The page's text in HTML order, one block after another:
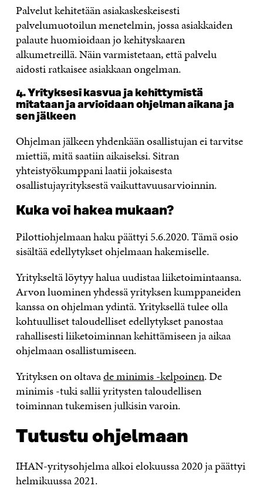
Palvelut kehitetään asiakaskeskeisesti
palvelumuotoilun menetelmin, jossa asiakkaiden
palaute huomioidaan jo kehityskaaren
alkumetreillä. Näinvarmistetaan,että palvelu
aidosti ratkaisee asiakkaan ongelman.
4. Yrityksesi kasvua ja kehittymistä
mitataan ja arvioidaanohjelman aikana ja
sen jälkeen
Ohjelman jälkeen yhdenkään osallistujan ei tarvitse
miettiä, mitä saatiin aikaiseksi. Sitran
yhteistyökumppani laatii jokaisesta
osallistujayrityksestä vaikuttavuusarvioinnin.
Kuka voi hakea mukaan?
Pilottiohjelmaan haku päättyi 5.6.2020. Tämä osio
sisältää edellytykset ohjelmaan hakemiselle.
Yritykseltä löytyy halua uudistaa liiketoimintaansa.
Arvon luominen yhdessä yrityksen kumppaneiden
kanssa on ohjelman ydintä. Yrityksellä tulee olla
kohtuulliset taloudelliset edellytykset panostaa
rahallisesti liiketoiminnan kehittämiseen ja aikaa
ohjelmaan osallistumiseen.
Yrityksen on oltavade minimis -kelpoinen. De
minimis -tuki sallii yritysten taloudellisen
toiminnan tukemisen julkisin varoin.
Tutustu ohjelmaan
IHAN-yritysohjelma alkoi elokuussa 2020 ja päättyi
helmikuussa 2021.